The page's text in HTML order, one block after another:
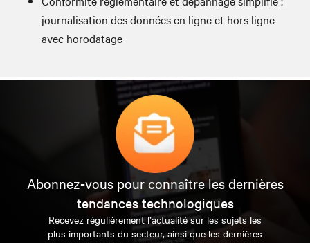
journalisation des données en ligne et hors ligne
avec horodatage
Abonnez-vous pour connaître les dernières
tendances technologiques
Recevez régulièrement l’actualité sur les sujets les
plus importants du secteur, ainsi que les dernières